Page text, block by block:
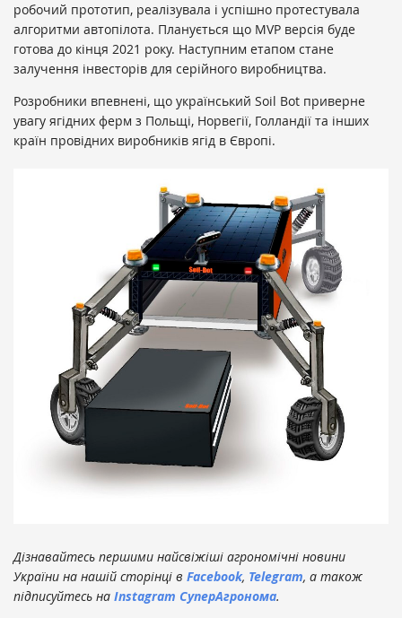
робочий прототип, реалізувала і успішно протестувала
алгоритми автопілота. Планується що MVP версія буде
готова до кінця 2021 року. Наступним етапом стане
залучення інвесторів для серійного виробництва.
Розробники впевнені, що український Soil Bot приверне
увагу ягідних ферм з Польщі, Норвегії, Голландії та інших
країн провідних виробників ягід в Європі.
Дізнавайтесь першими найсвіжіші агрономічні новини
України на нашій сторінці в Facebook, Telegram, а також
підписуйтесь на Instagram СуперАгронома.